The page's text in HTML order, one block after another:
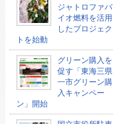
ジャトロファバ
イオ燃料を活用
したプロジェク
トを始動
グリーン購入を
促す「東海三県
一市グリーン購
入キャンペー
ン」開始